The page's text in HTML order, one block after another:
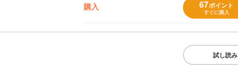
購入 67ポイント
すぐに購入
試し読み